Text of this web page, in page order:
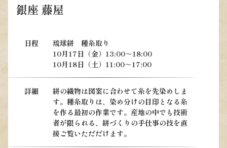
銀座 藤屋
日程
琉球絣 種糸取り
10月17日（金）13:00～18:00
10月18日（土）11:00～17:00
詳細
絣の織物は図案に合わせて糸を先染めしま
す。種糸取りは、染め分けの目印となる糸
を作る最初の作業です。産地の中でも技術
者が限られる、絣づくりの手仕事の技を直
接ご覧いただだけます。